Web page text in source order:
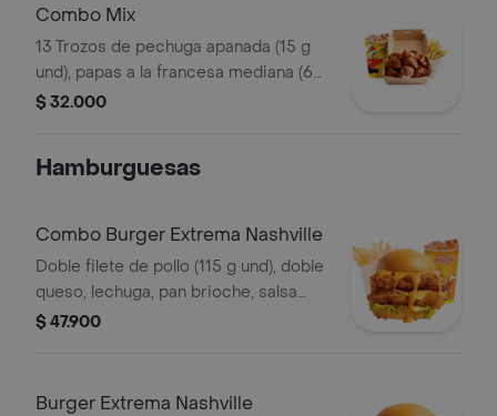
Combo Mix
13 Trozos de pechuga apanada (15 g
und), papas a la francesa mediana (60
g) y gaseosa (325 ml)
$ 32.000
Hamburguesas
Combo Burger Extrema Nashville
Doble filete de pollo (115 g und), doble
queso, lechuga, pan brioche, salsa
picante estilo Nashville, francesa
$ 47.900
Burger Extrema Nashville